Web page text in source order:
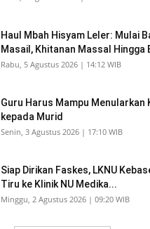
Haul Mbah Hisyam Leler: Mulai
Masail, Khitanan Massal Hingga
Rabu, 5 Agustus 2026 | 14:12 WIB
Guru Harus Mampu Menularkan
kepada Murid
Senin, 3 Agustus 2026 | 17:10 WIB
Siap Dirikan Faskes, LKNU
Tiru ke Klinik NU Medika...
Minggu, 2 Agustus 2026 | 09:20 WIB